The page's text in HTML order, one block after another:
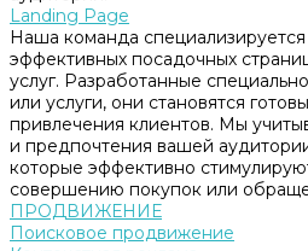
Landing Page
Наша команда специализируется
эффективных посадочных
услуг. Разработанные
или услуги, они становятся
привлечения клиентов. Мы
и предпочтения вашей
которые эффективно
совершению покупок или
ПРОДВИЖЕНИЕ
Поисковое продвижение